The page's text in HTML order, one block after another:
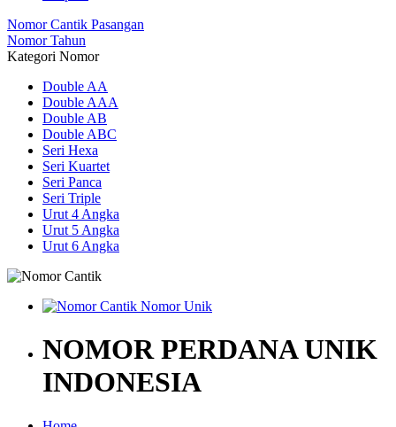
Nomor Cantik Pasangan
Nomor Tahun
Kategori Nomor
Double AA
Double AAA
Double AB
Double ABC
Seri Hexa
Seri Kuartet
Seri Panca
Seri Triple
Urut 4 Angka
Urut 5 Angka
Urut 6 Angka
NOMOR PERDANA UNIK
INDONESIA